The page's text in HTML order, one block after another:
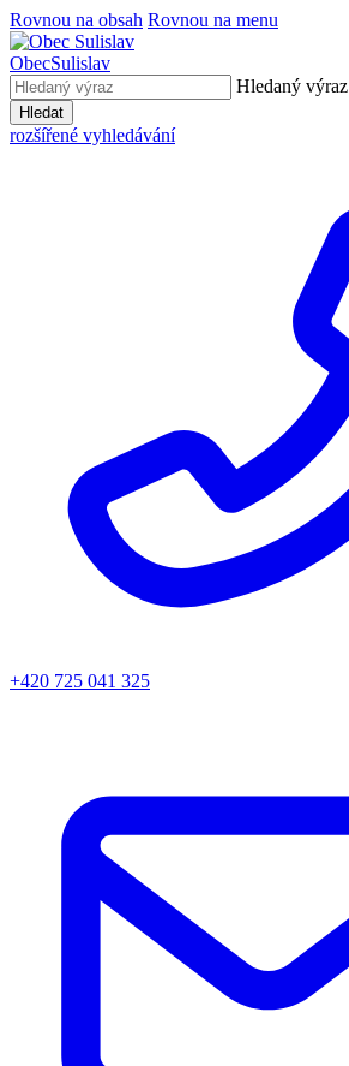
Rovnou na obsah Rovnou na menu
ObecSulislav
Hledaný výraz
Hledat
rozšířené vyhledávání
+420 725 041 325